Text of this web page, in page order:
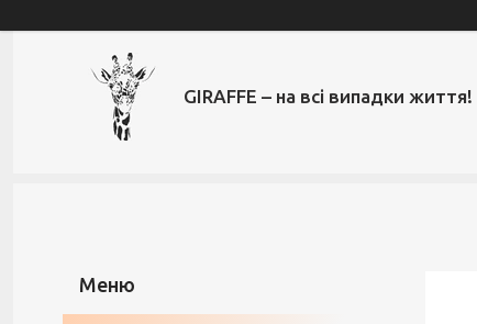
GIRAFFE – на всі випадки життя!